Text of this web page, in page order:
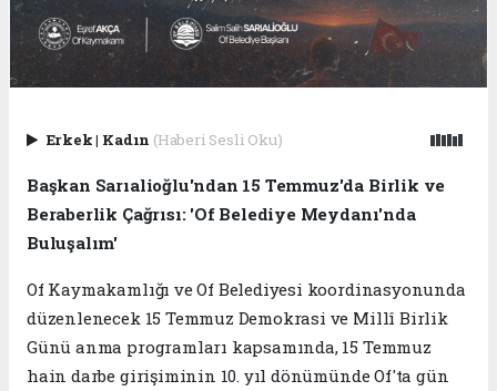
Erkek| Kadın (Haberi Sesli Oku)
Başkan Sarıalioğlu'ndan 15 Temmuz'da Birlik ve
Beraberlik Çağrısı: 'Of Belediye Meydanı'nda
Buluşalım'
Of Kaymakamlığı ve Of Belediyesi koordinasyonunda
düzenlenecek 15 Temmuz Demokrasi ve Millî Birlik
Günü anma programları kapsamında, 15 Temmuz
hain darbe girişiminin 10. yıl dönümünde Of'ta gün